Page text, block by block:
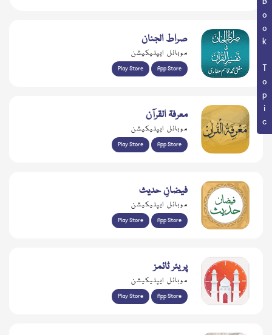
Book Topic صراط الجنان
موبائل ایپلیکیشن
Play Store App Store
معرفۃ القرآن
موبائل ایپلیکیشن
Play Store App Store
فیضانِ حدیث
موبائل ایپلیکیشن
Play Store App Store
پریئر ٹائمز
موبائل ایپلیکیشن
Play Store App Store